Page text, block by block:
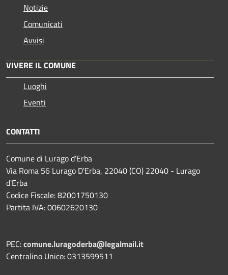
Notizie
Comunicati
Avvisi
VIVERE IL COMUNE
Luoghi
Eventi
CONTATTI
Comune di Lurago d'Erba
Via Roma 56 Lurago D'Erba, 22040 (CO) 22040 - Lurago
d'Erba
Codice Fiscale: 82001750130
Partita IVA: 00602620130
PEC:comune.luragoderba@legalmail.it
Centralino Unico: 0313599511